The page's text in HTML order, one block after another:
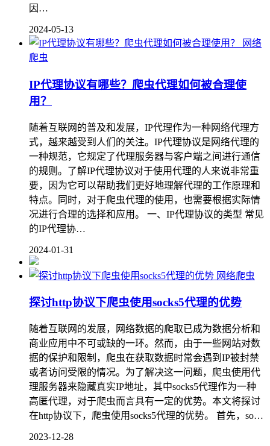
因…
2024-05-13
网络
爬虫
IP代理协议有哪些？爬虫代理如何被合理使
用？
随着互联网的普及和发展，IP代理作为一种网络代理方
式，越来越受到人们的关注。IP代理协议是网络代理的
一种规范，它规定了代理服务器与客户端之间进行通信
的规则。了解IP代理协议对于使用代理的人来说非常重
要，因为它可以帮助我们更好地理解代理的工作原理和
特点。同时，对于爬虫代理的使用，也需要根据实际情
况进行合理的选择和应用。 一、IP代理协议的类型 常见
的IP代理协…
2024-01-31
网络爬虫
探讨http协议下爬虫使用socks5代理的优势
随着互联网的发展，网络数据的爬取已成为数据分析和
商业应用中不可或缺的一环。然而，由于一些网站对数
据的保护和限制，爬虫在获取数据时常会遇到IP被封禁
或者访问受限的情况。为了解决这一问题，爬虫使用代
理服务器来隐藏真实IP地址，其中socks5代理作为一种
高匿代理，对于爬虫而言具有一定的优势。本文将探讨
在http协议下，爬虫使用socks5代理的优势。 首先，so…
2023-12-28